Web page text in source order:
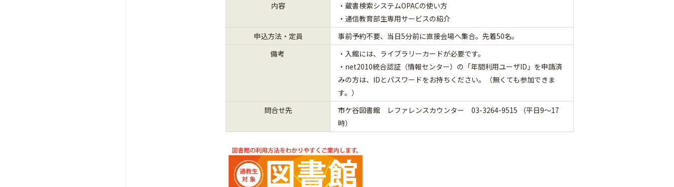
内容
・蔵書検索システムOPACの使い方
・通信教育部生専用サービスの紹介
申込方法・定員
事前予約不要、当日5分前に直接会場へ集合。先着50名。
備考
・入館には、ライブラリーカードが必要です。
・net2010統合認証（情報センター）の「年間利用ユーザID」を申請済
みの方は、IDとパスワードをお持ちください。（無くても参加できま
す。）
問合せ先
市ケ谷図書館 レファレンスカウンター 03-3264-9515 （平日9～17
時）